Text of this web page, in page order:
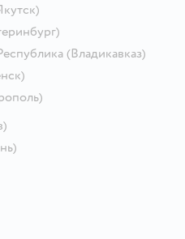
(Владикавказ)